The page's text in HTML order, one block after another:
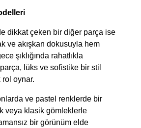
ve akışkan dokusuyla hem
şıklığında rahatlıkla
lüks ve sofistike bir stil
oynar.
veya klasik gömleklerle
bir görünüm elde